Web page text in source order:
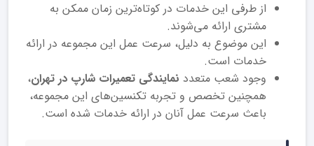
از طرفی این خدمات در کوتاه‌ترین زمان ممکن به
مشتری ارائه می‌شوند.
این موضوع به دلیل، سرعت عمل این مجموعه در ارائه
خدمات است.
وجود شعب متعدد نمایندگی تعمیرات شارپ در تهران،
همچنین تخصص و تجربه تکنسین‌های این مجموعه،
باعث سرعت عمل آنان در ارائه خدمات شده است.